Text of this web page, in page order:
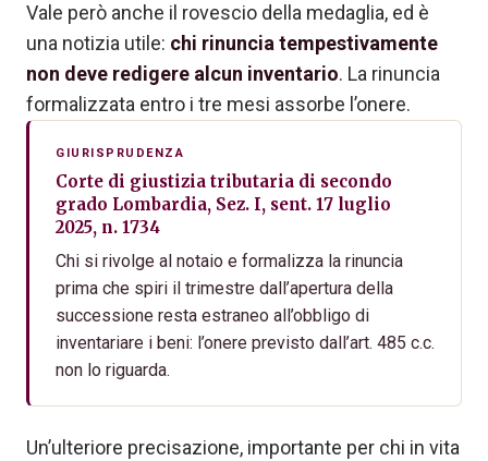
Vale però anche il rovescio della medaglia, ed è
una notizia utile: chi rinuncia tempestivamente
non deve redigere alcun inventario. La rinuncia
formalizzata entro i tre mesi assorbe l’onere.
GIURISPRUDENZA
Corte di giustizia tributaria di secondo
grado Lombardia, Sez. I, sent. 17 luglio
2025, n. 1734
Chi si rivolge al notaio e formalizza la rinuncia
prima che spiri il trimestre dall’apertura della
successione resta estraneo all’obbligo di
inventariare i beni: l’onere previsto dall’art. 485 c.c.
non lo riguarda.
Un’ulteriore precisazione, importante per chi in vita